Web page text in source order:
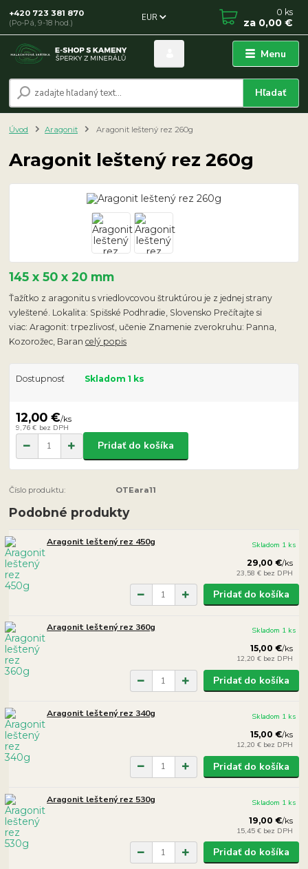
Menu
EUR
Hľadať
+420 723 381 870
(Po-Pá, 9-18 hod.)
0 ks
za 0,00 €
Úvod Aragonit Aragonit leštený rez 260g
Aragonit leštený rez 260g
145 x 50 x 20 mm
Ťažítko z aragonitu s vriedlovcovou štruktúrou je z jednej strany
vyleštené. Lokalita: Spišské Podhradie, Slovensko Prečítajte si
viac: Aragonit: trpezlivosť, učenie Znamenie zverokruhu: Panna,
Kozorožec, Barancelý popis
Dostupnosť Skladom 1 ks
12,00 €/ks
9,76 € bez DPH
Pridať do košíka
Číslo produktu: OTEara11
Podobné produkty
Aragonit leštený rez 450g
29,00 €/ks
23,58 € bez DPH
Skladom 1 ks
Pridať do košíka
Aragonit leštený rez 360g
15,00 €/ks
12,20 € bez DPH
Skladom 1 ks
Pridať do košíka
Aragonit leštený rez 340g
15,00 €/ks
12,20 € bez DPH
Skladom 1 ks
Pridať do košíka
Aragonit leštený rez 530g
19,00 €/ks
15,45 € bez DPH
Skladom 1 ks
Pridať do košíka